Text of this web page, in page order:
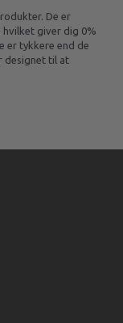
De er
giver dig 0%
er tykkere end de
designet til at